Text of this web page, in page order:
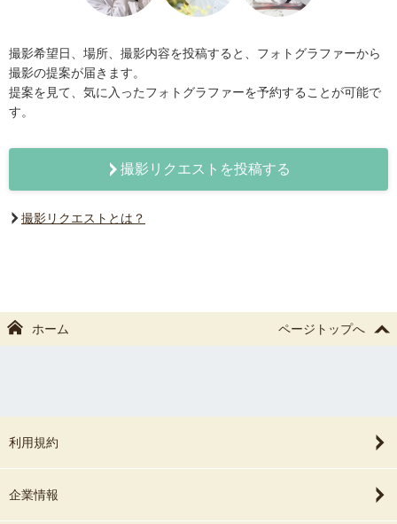
撮影希望日、場所、撮影内容を投稿すると、フォトグラファーから
撮影の提案が届きます。
提案を見て、気に入ったフォトグラファーを予約することが可能で
す。
撮影リクエストを投稿する
撮影リクエストとは？
ホーム ページトップへ
利用規約
企業情報